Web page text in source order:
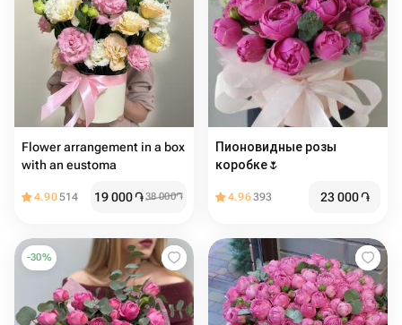
Flower arrangement in a box
with an eustoma
4.90514 19 000֏38 000֏
Пионовидные розы
коробке🌷
4.96393 23 000֏
-30%